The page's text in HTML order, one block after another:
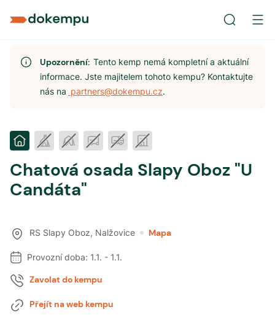
Upozornění:Tento kemp nemá kompletní a aktuální
informace. Jste majitelem tohoto kempu? Kontaktujte
nás na partners@dokempu.cz.
Chatová osada Slapy Oboz "U
Candáta"
RS Slapy Oboz, Nalžovice Mapa
Provozní doba: 1.1. - 1.1.
Zavolat do kempu
Přejít na web kempu